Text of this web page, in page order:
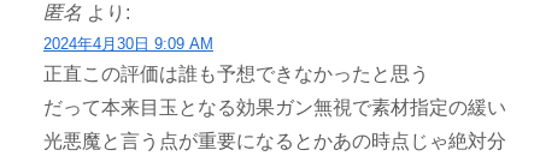
匿名 より:
2024年4月30日 9:09 AM
正直この評価は誰も予想できなかったと思う
だって本来目玉となる効果ガン無視で素材指定の緩い
光悪魔と言う点が重要になるとかあの時点じゃ絶対分